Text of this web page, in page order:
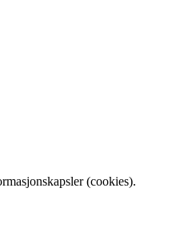
(cookies).